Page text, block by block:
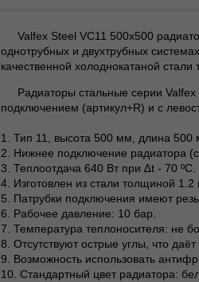
Valfex Steel VC11 500х500
однотрубных и двухтрубных
качественной холоднокатаной
Радиаторы стальные серии
подключением (артикул+R) и с
1. Тип 11, высота 500 мм, длина 500
2. Нижнее подключение радиатора
3. Теплоотдача 640 Вт при ∆t - 70 ºС.
4. Изготовлен из стали толщиной 1.2
5. Патрубки подключения имеют
6. Рабочее давление: 10 бар.
7. Температура теплоносителя: не
8. Отсутствуют острые углы, что
9. Возможность использовать
10. Стандартный цвет радиатора: